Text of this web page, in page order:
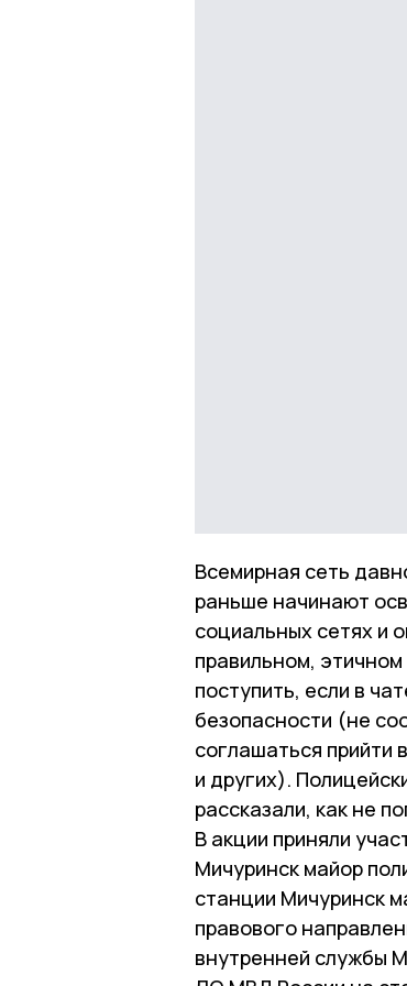
Всемирная сеть
раньше начинают
социальных сетях и
правильном,
поступить, если в
безопасности (не
соглашаться прийти
и других).
рассказали, как не
В акции приняли
Мичуринск майор
станции Мичуринск
правового
внутренней службы